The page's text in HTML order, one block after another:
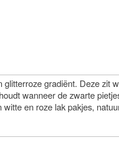
gradiënt. Deze zit
wanneer de zwarte
en roze lak pakjes,